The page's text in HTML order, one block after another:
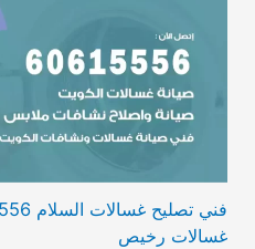
غسالات رخيص